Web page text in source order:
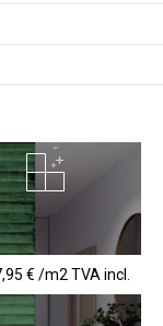
€ /m2 TVA incl.